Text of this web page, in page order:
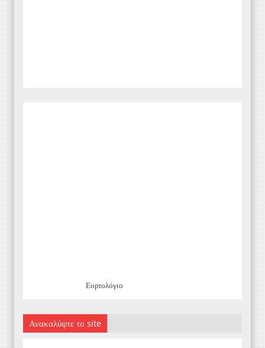
Εορτολόγιο
Ανακαλύψτε το site